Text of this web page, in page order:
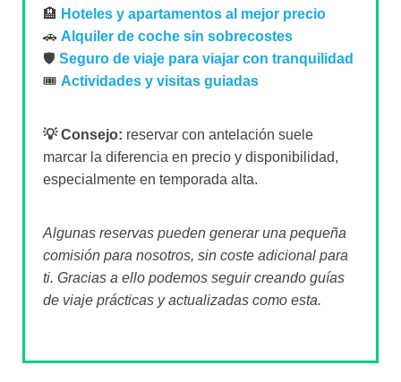
🏨 Hoteles y apartamentos al mejor precio
🚗 Alquiler de coche sin sobrecostes
🛡️ Seguro de viaje para viajar con tranquilidad
🎟️ Actividades y visitas guiadas
💡 Consejo: reservar con antelación suele
marcar la diferencia en precio y disponibilidad,
especialmente en temporada alta.
Algunas reservas pueden generar una pequeña
comisión para nosotros, sin coste adicional para
ti. Gracias a ello podemos seguir creando guías
de viaje prácticas y actualizadas como esta.